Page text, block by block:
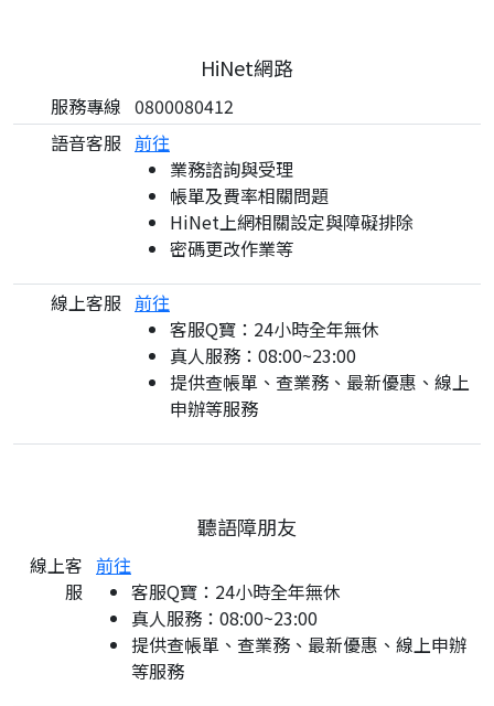
HiNet網路
服務專線 0800080412
語音客服 前往
業務諮詢與受理
帳單及費率相關問題
HiNet上網相關設定與障礙排除
密碼更改作業等
線上客服 前往
客服Q寶：24小時全年無休
真人服務：08:00~23:00
提供查帳單、查業務、最新優惠、線上
申辦等服務
聽語障朋友
線上客
服
前往
客服Q寶：24小時全年無休
真人服務：08:00~23:00
提供查帳單、查業務、最新優惠、線上申辦
等服務